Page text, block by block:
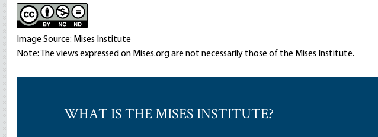
Image Source: Mises Institute
Note: The views expressed on Mises.org are not necessarily those of the Mises Institute.
WHAT IS THE MISES INSTITUTE?